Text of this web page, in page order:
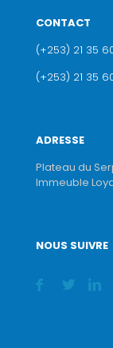
CONTACT
(+253) 21 35 60
(+253) 21 35
ADRESSE
Plateau du
Immeuble
NOUS SUIVRE